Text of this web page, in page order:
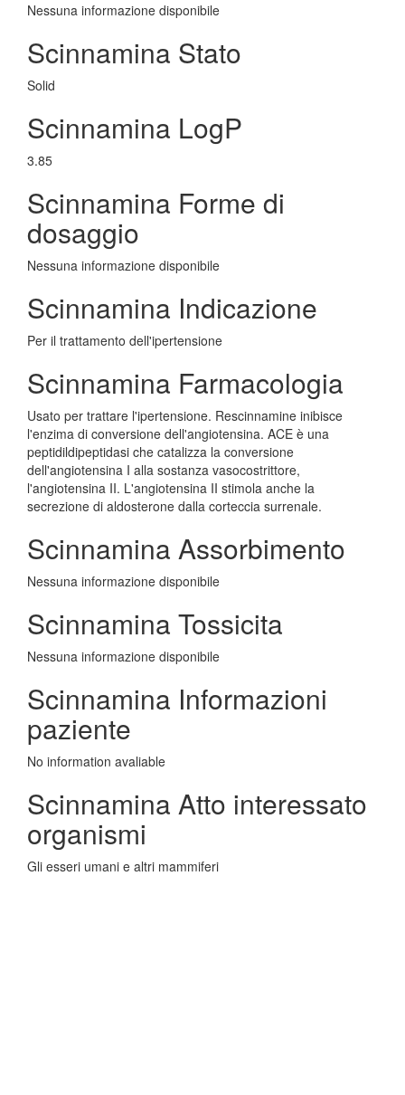
Nessuna informazione disponibile
Scinnamina Stato
Solid
Scinnamina LogP
3.85
Scinnamina Forme di
dosaggio
Nessuna informazione disponibile
Scinnamina Indicazione
Per il trattamento dell'ipertensione
Scinnamina Farmacologia
Usato per trattare l'ipertensione. Rescinnamine inibisce
l'enzima di conversione dell'angiotensina. ACE è una
peptidildipeptidasi che catalizza la conversione
dell'angiotensina I alla sostanza vasocostrittore,
l'angiotensina II. L'angiotensina II stimola anche la
secrezione di aldosterone dalla corteccia surrenale.
Scinnamina Assorbimento
Nessuna informazione disponibile
Scinnamina Tossicita
Nessuna informazione disponibile
Scinnamina Informazioni
paziente
No information avaliable
Scinnamina Atto interessato
organismi
Gli esseri umani e altri mammiferi